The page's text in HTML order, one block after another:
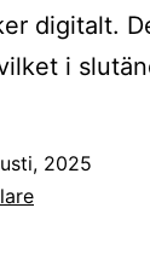
digitalt.
i
2025